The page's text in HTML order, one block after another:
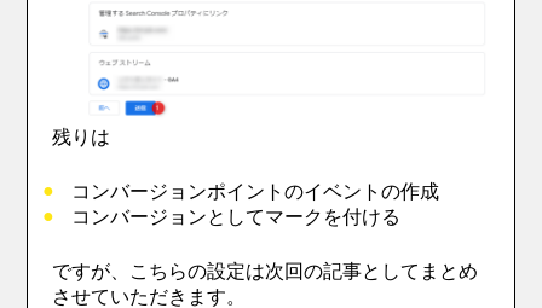
残りは
コンバージョンポイントのイベントの作成
コンバージョンとしてマークを付ける
ですが、こちらの設定は次回の記事としてまとめ
させていただきます。